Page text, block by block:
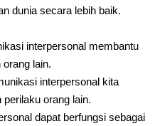
dunia secara lebih baik.
interpersonal membantu
lain.
interpersonal kita
orang lain.
dapat berfungsi sebagai